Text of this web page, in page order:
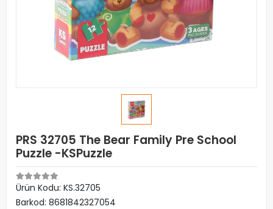
PRS 32705 The Bear Family Pre School
Puzzle -KSPuzzle
Ürün Kodu: KS.32705
Barkod: 8681842327054